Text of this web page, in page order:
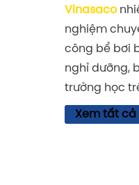
Vinasaco
nghiệm
công bể bơi
nghỉ dưỡng,
trường học
Xem tất cả
Dự án hồ bơi
School Vietnam
Khám phá dự án
hệ thống lọc tuần
Shattuck-St. Mary’s
School Vietnam (Hải